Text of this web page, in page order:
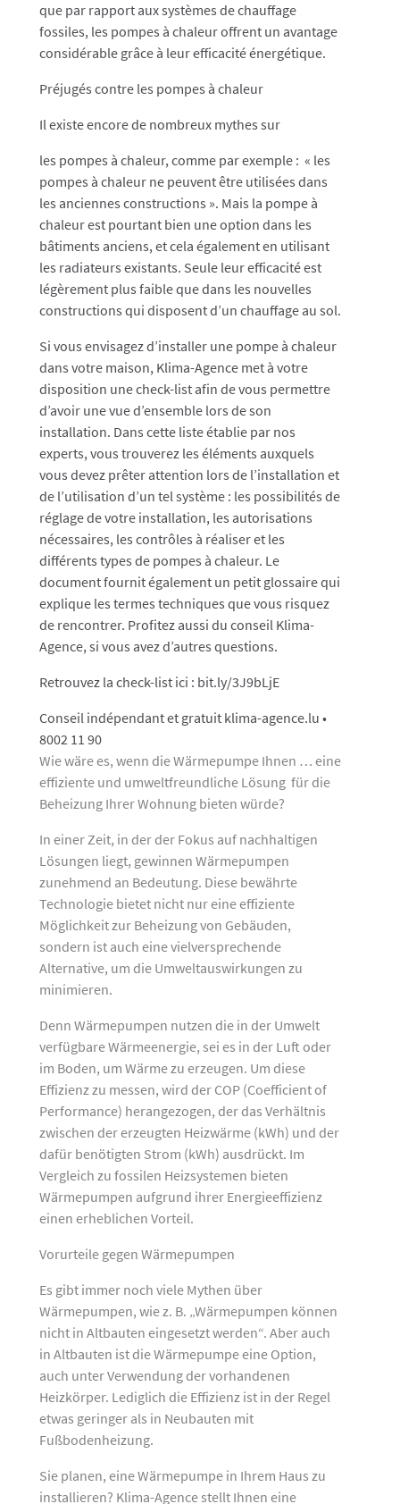
que par rapport aux systèmes de chauffage
fossiles, les pompes à chaleur offrent un avantage
considérable grâce à leur efficacité énergétique.
Préjugés contre les pompes à chaleur
Il existe encore de nombreux mythes sur
les pompes à chaleur, comme par exemple : « les
pompes à chaleur ne peuvent être utilisées dans
les anciennes constructions ». Mais la pompe à
chaleur est pourtant bien une option dans les
bâtiments anciens, et cela également en utilisant
les radiateurs existants. Seule leur efficacité est
légèrement plus faible que dans les nouvelles
constructions qui disposent d’un chauffage au sol.
Si vous envisagez d’installer une pompe à chaleur
dans votre maison, Klima-Agence met à votre
disposition une check-list afin de vous permettre
d’avoir une vue d’ensemble lors de son
installation. Dans cette liste établie par nos
experts, vous trouverez les éléments auxquels
vous devez prêter attention lors de l’installation et
de l’utilisation d’un tel système : les possibilités de
réglage de votre installation, les autorisations
nécessaires, les contrôles à réaliser et les
différents types de pompes à chaleur. Le
document fournit également un petit glossaire qui
explique les termes techniques que vous risquez
de rencontrer. Profitez aussi du conseil Klima-
Agence, si vous avez d’autres questions.
Retrouvez la check-list ici : bit.ly/3J9bLjE
Conseil indépendant et gratuit klima-agence.lu •
8002 11 90
Wie wäre es, wenn die Wärmepumpe Ihnen … eine
effiziente und umweltfreundliche Lösung für die
Beheizung Ihrer Wohnung bieten würde?
In einer Zeit, in der der Fokus auf nachhaltigen
Lösungen liegt, gewinnen Wärmepumpen
zunehmend an Bedeutung. Diese bewährte
Technologie bietet nicht nur eine effiziente
Möglichkeit zur Beheizung von Gebäuden,
sondern ist auch eine vielversprechende
Alternative, um die Umweltauswirkungen zu
minimieren.
Denn Wärmepumpen nutzen die in der Umwelt
verfügbare Wärmeenergie, sei es in der Luft oder
im Boden, um Wärme zu erzeugen. Um diese
Effizienz zu messen, wird der COP (Coefficient of
Performance) herangezogen, der das Verhältnis
zwischen der erzeugten Heizwärme (kWh) und der
dafür benötigten Strom (kWh) ausdrückt. Im
Vergleich zu fossilen Heizsystemen bieten
Wärmepumpen aufgrund ihrer Energieeffizienz
einen erheblichen Vorteil.
Vorurteile gegen Wärmepumpen
Es gibt immer noch viele Mythen über
Wärmepumpen, wie z. B. „Wärmepumpen können
nicht in Altbauten eingesetzt werden“. Aber auch
in Altbauten ist die Wärmepumpe eine Option,
auch unter Verwendung der vorhandenen
Heizkörper. Lediglich die Effizienz ist in der Regel
etwas geringer als in Neubauten mit
Fußbodenheizung.
Sie planen, eine Wärmepumpe in Ihrem Haus zu
installieren? Klima-Agence stellt Ihnen eine